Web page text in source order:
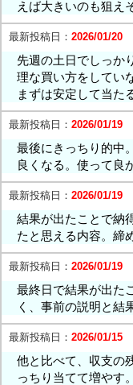
えば大きいのも狙え
最新投稿日： 2026/01/20
先週の土日でしっか
理な買い方をしてい
まずは安定して当た
最新投稿日： 2026/01/19
最後にきっちり的中
良くなる。使って良
最新投稿日： 2026/01/19
結果が出たことで納
たと思える内容。締
最新投稿日： 2026/01/19
最終日で結果が出た
く、事前の説明と結
最新投稿日： 2026/01/15
他と比べて、収支の
っちり当てて増やす